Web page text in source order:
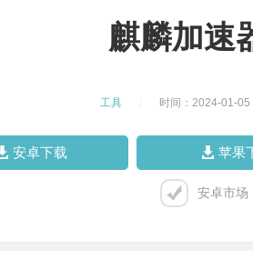
麒麟加速
工具 时间：2024-01-05
安卓下载 苹果
安卓市场